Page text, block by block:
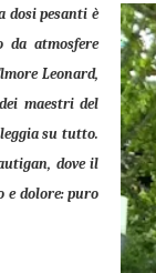
dosi pesanti è
da atmosfere
Leonard,
maestri del
su tutto.
dove il
e dolore: puro